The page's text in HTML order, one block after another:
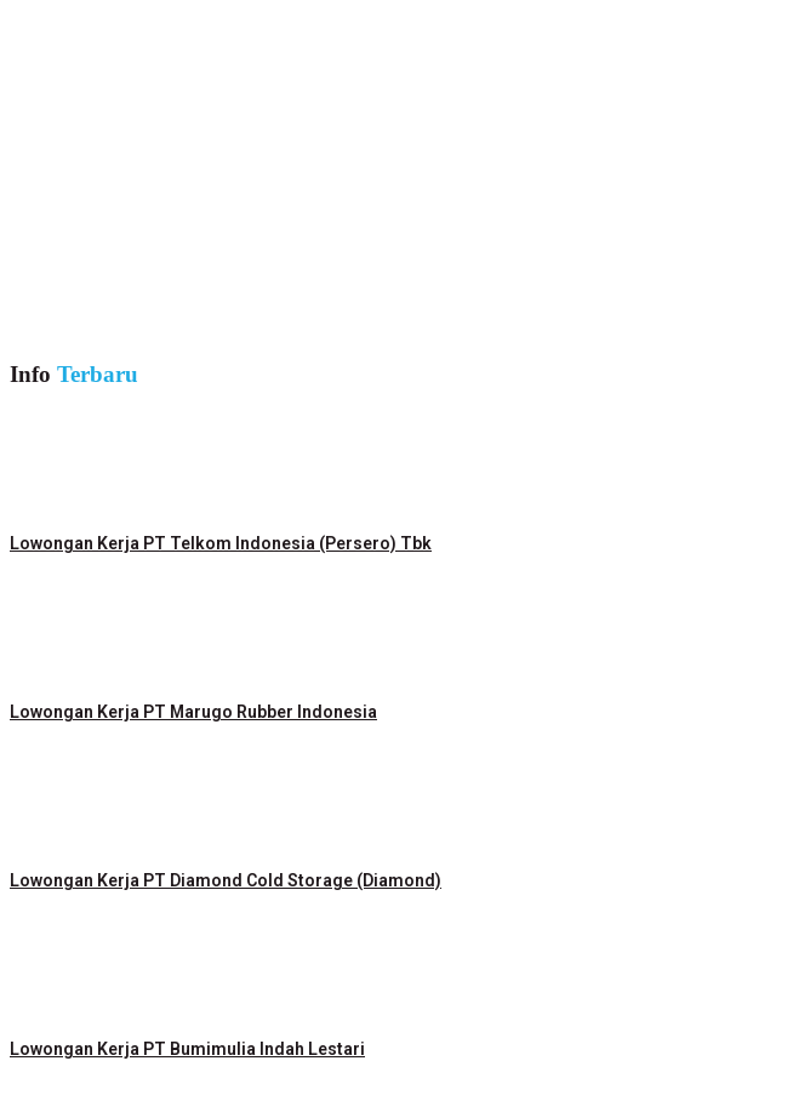
Info Terbaru
Lowongan Kerja PT Telkom Indonesia (Persero) Tbk
Lowongan Kerja PT Marugo Rubber Indonesia
Lowongan Kerja PT Diamond Cold Storage (Diamond)
Lowongan Kerja PT Bumimulia Indah Lestari